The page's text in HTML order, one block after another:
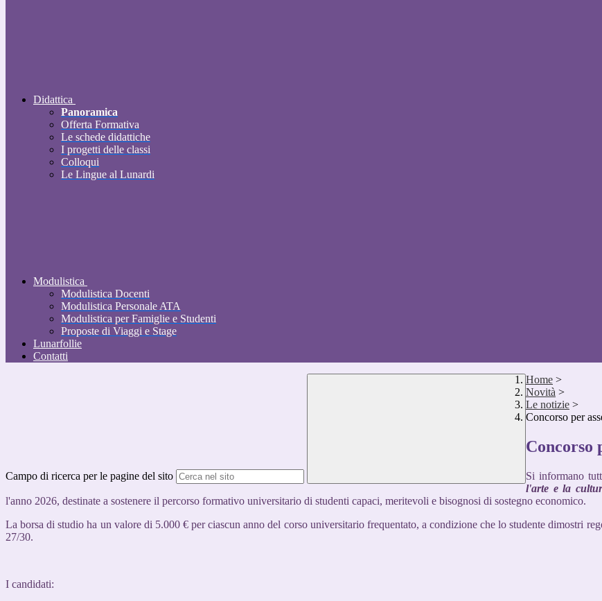
Didattica
Panoramica
Offerta Formativa
Le schede didattiche
I progetti delle classi
Colloqui
Le Lingue al Lunardi
Modulistica
Modulistica Docenti
Modulistica Personale ATA
Modulistica per Famiglie e Studenti
Proposte di Viaggi e Stage
Lunarfollie
Contatti
Campo di ricerca per le pagine del sito
Home >
Novità >
Le notizie >
Concorso per
Concorso
Si informano
l'arte e la
l'anno 2026, destinate a sostenere il percorso formativo universitario di studenti capaci, meritevoli e bisognosi di sostegno economico.
La borsa di studio ha un valore di 5.000 € per ciascun anno del corso universitario frequentato, a condizione che lo studente dimostri
27/30.
I candidati: